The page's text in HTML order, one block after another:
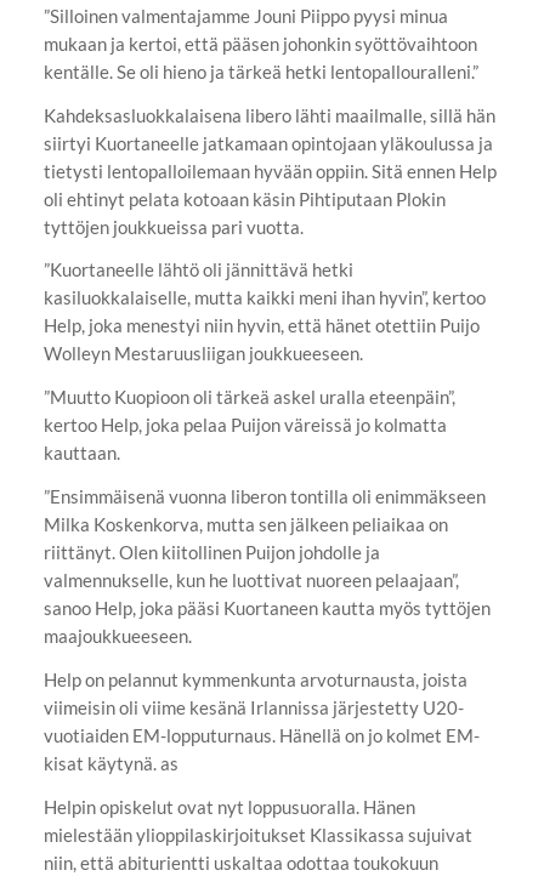
”Silloinen valmentajamme Jouni Piippo pyysi minua
mukaan ja kertoi, että pääsen johonkin syöttövaihtoon
kentälle. Se oli hieno ja tärkeä hetki lentopallouralleni.”
Kahdeksasluokkalaisena libero lähti maailmalle, sillä hän
siirtyi Kuortaneelle jatkamaan opintojaan yläkoulussa ja
tietysti lentopalloilemaan hyvään oppiin. Sitä ennen Help
oli ehtinyt pelata kotoaan käsin Pihtiputaan Plokin
tyttöjen joukkueissa pari vuotta.
”Kuortaneelle lähtö oli jännittävä hetki
kasiluokkalaiselle, mutta kaikki meni ihan hyvin”, kertoo
Help, joka menestyi niin hyvin, että hänet otettiin Puijo
Wolleyn Mestaruusliigan joukkueeseen.
”Muutto Kuopioon oli tärkeä askel uralla eteenpäin”,
kertoo Help, joka pelaa Puijon väreissä jo kolmatta
kauttaan.
”Ensimmäisenä vuonna liberon tontilla oli enimmäkseen
Milka Koskenkorva, mutta sen jälkeen peliaikaa on
riittänyt. Olen kiitollinen Puijon johdolle ja
valmennukselle, kun he luottivat nuoreen pelaajaan”,
sanoo Help, joka pääsi Kuortaneen kautta myös tyttöjen
maajoukkueeseen.
Help on pelannut kymmenkunta arvoturnausta, joista
viimeisin oli viime kesänä Irlannissa järjestetty U20-
vuotiaiden EM-lopputurnaus. Hänellä on jo kolmet EM-
kisat käytynä. as
Helpin opiskelut ovat nyt loppusuoralla. Hänen
mielestään ylioppilaskirjoitukset Klassikassa sujuivat
niin, että abiturientti uskaltaa odottaa toukokuun